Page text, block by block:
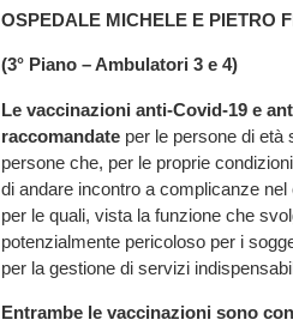
OSPEDALE MICHELE E PIETRO
(3° Piano – Ambulatori 3 e 4)
Le vaccinazioni anti-Covid-19 e
raccomandate per le persone di età
persone che, per le proprie
di andare incontro a complicanze
per le quali, vista la funzione che
potenzialmente pericoloso per i
per la gestione di servizi
Entrambe le vaccinazioni sono